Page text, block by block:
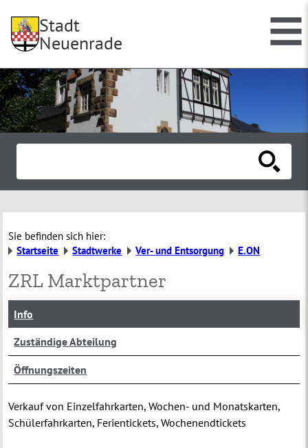
Stadt
Neuenrade
Sie befinden sich hier:
Startseite
Stadtwerke Ver- und Entsorgung E.ON
ZRL Marktpartner
Info
Zuständige Abteilung
Öffnungszeiten
Verkauf von Einzelfahrkarten, Wochen- und Monatskarten,
Schülerfahrkarten, Ferientickets, Wochenendtickets